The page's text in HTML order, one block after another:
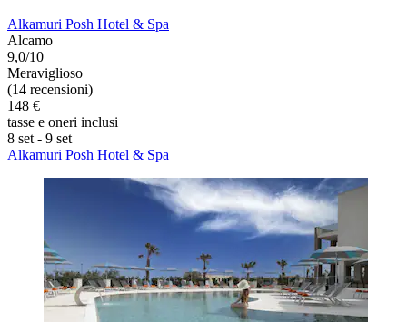
Alkamuri Posh Hotel & Spa
Alcamo
9,0/10
Meraviglioso
(14 recensioni)
148 €
tasse e oneri inclusi
8 set - 9 set
Alkamuri Posh Hotel & Spa